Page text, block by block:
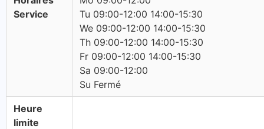
Service
Tu 09:00-12:00 14:00-15:30
We 09:00-12:00 14:00-15:30
Th 09:00-12:00 14:00-15:30
Fr 09:00-12:00 14:00-15:30
Sa 09:00-12:00
Su Fermé
Heure
limite